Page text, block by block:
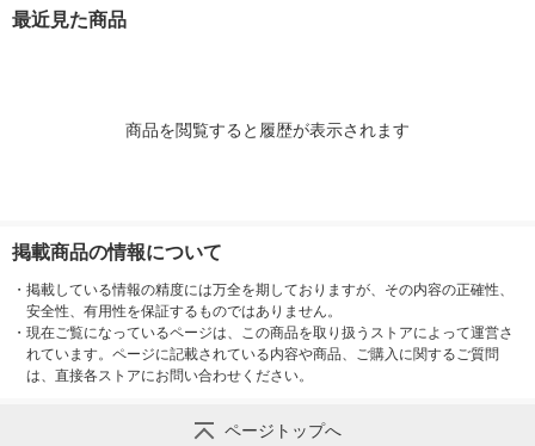
品）
最近見た商品
商品を閲覧すると履歴が表示されます
掲載商品の情報について
・ 掲載している情報の精度には万全を期しておりますが、その内容の正確性、
安全性、有用性を保証するものではありません。
・ 現在ご覧になっているページは、この商品を取り扱うストアによって運営さ
れています。ページに記載されている内容や商品、ご購入に関するご質問
は、直接各ストアにお問い合わせください。
ページトップへ